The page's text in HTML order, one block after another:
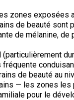
zones exposées
de beauté sont
de mélanine, de
de beauté au
— les zones les
pour le